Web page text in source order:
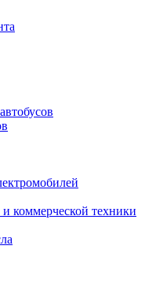
коммерческой техники